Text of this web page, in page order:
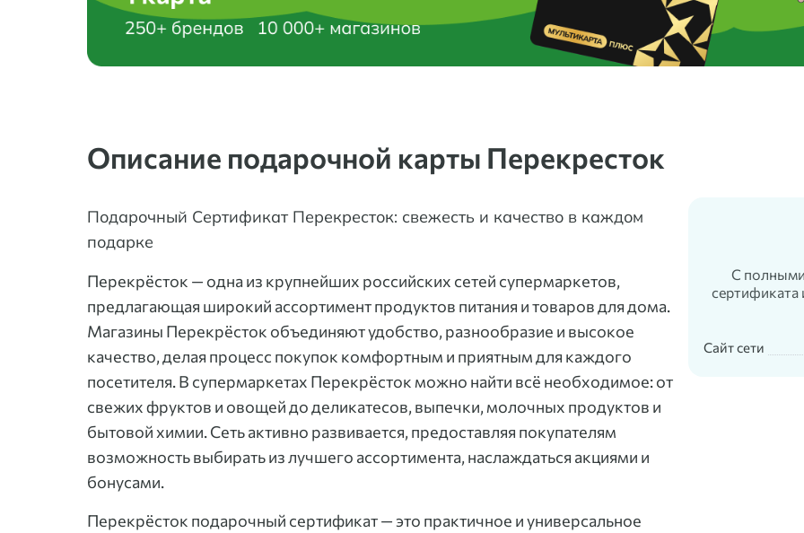
Описание подарочной карты Перекресток
Подарочный Сертификат Перекресток: свежесть и качество в каждом
подарке
Перекрёсток — одна из крупнейших российских сетей супермаркетов,
предлагающая широкий ассортимент продуктов питания и товаров для дома.
Магазины Перекрёсток объединяют удобство, разнообразие и высокое
качество, делая процесс покупок комфортным и приятным для каждого
посетителя. В супермаркетах Перекрёсток можно найти всё необходимое: от
свежих фруктов и овощей до деликатесов, выпечки, молочных продуктов и
бытовой химии. Сеть активно развивается, предоставляя покупателям
возможность выбирать из лучшего ассортимента, наслаждаться акциями и
бонусами.
Перекрёсток подарочный сертификат — это практичное и универсальное
С полными
сертификата
Сайт сети